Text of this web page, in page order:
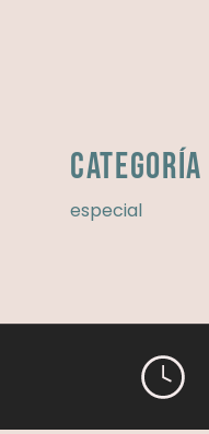
Categoría
especial